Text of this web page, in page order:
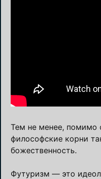
Тем не менее, помимо
философские корни
божественность.
Футуризм — это